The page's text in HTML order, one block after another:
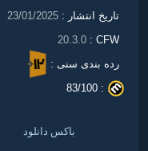
تاریخ انتشار : 23/01/2025
CFW :
20.3.0
رده بندی سنی :
. :
83/100
باکس دانلود